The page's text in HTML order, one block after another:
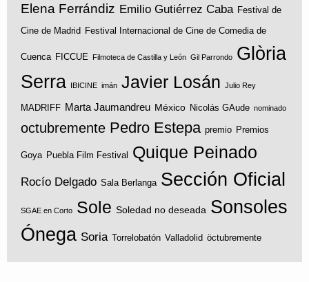
Elena Ferrándiz Emilio Gutiérrez Caba Festival de
Cine de Madrid Festival Internacional de Cine de Comedia de
Cuenca FICCUE Filmoteca de Castilla y León Gil Parrondo Glòria
Serra IBICINE imán Javier Losán Julio Rey
MADRIFF Marta Jaumandreu México Nicolás GAude nominado
octubremente Pedro Estepa premio Premios
Goya Puebla Film Festival Quique Peinado
Rocío Delgado Sala Berlanga Sección Oficial
SGAE en Corto Sole Soledad no deseada Sonsoles
Ónega Soria Torrelobatón Valladolid öctubremente